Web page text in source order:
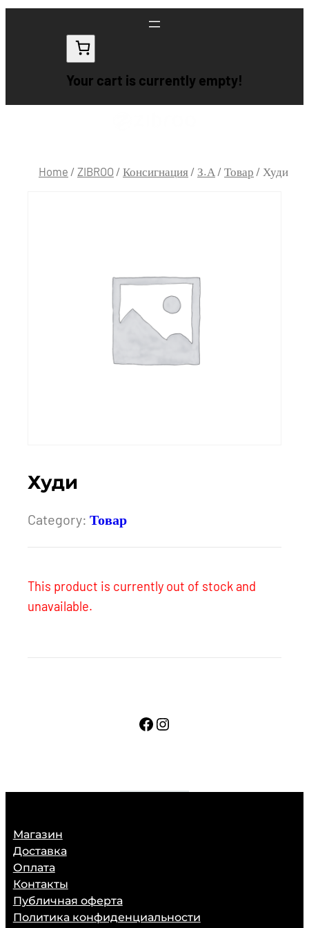
Your cart is currently empty!
Home / ZIBROO / Консигнация / З.А / Товар / Худи
Худи
Category: Товар
This product is currently out of stock and
unavailable.
Facebook
Instagram
Магазин
Доставка
Оплата
Контакты
Публичная оферта
Политика конфиденциальности